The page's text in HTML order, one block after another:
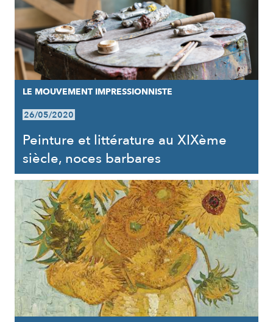
LE MOUVEMENT IMPRESSIONNISTE
26/05/2020
Peinture et littérature au XIXème
siècle, noces barbares